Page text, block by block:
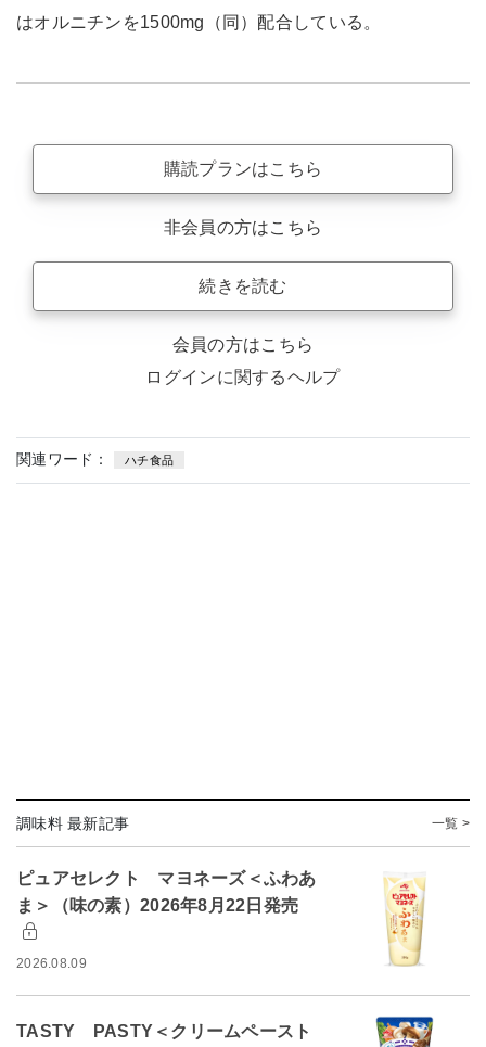
はオルニチンを1500mg（同）配合している。
購読プランはこちら
非会員の方はこちら
続きを読む
会員の方はこちら
ログインに関するヘルプ
関連ワード： ハチ食品
調味料 最新記事 一覧 >
ピュアセレクト マヨネーズ＜ふわあ
ま＞（味の素）2026年8月22日発売
2026.08.09
TASTY PASTY＜クリームペースト